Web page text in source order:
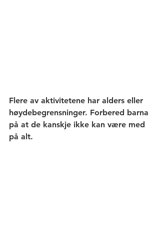
Flere av aktivitetene har alders eller
høydebegrensninger. Forbered barna
på at de kanskje ikke kan være med
på alt.